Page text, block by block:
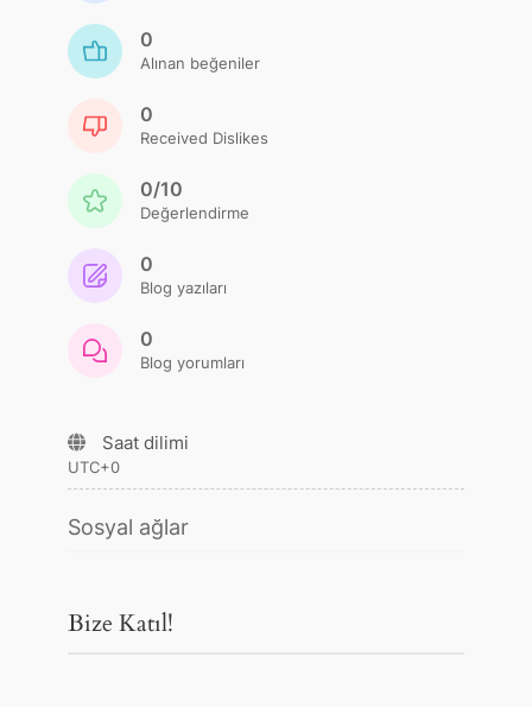
0
Alınan beğeniler
0
Received Dislikes
0/10
Değerlendirme
0
Blog yazıları
0
Blog yorumları
Saat dilimi
UTC+0
Sosyal ağlar
Bize Katıl!